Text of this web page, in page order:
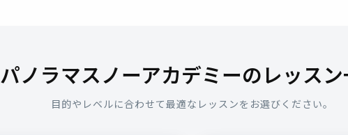
パノラマスノーアカデミーのレッス
目的やレベルに合わせて最適なレッスンをお選びください。